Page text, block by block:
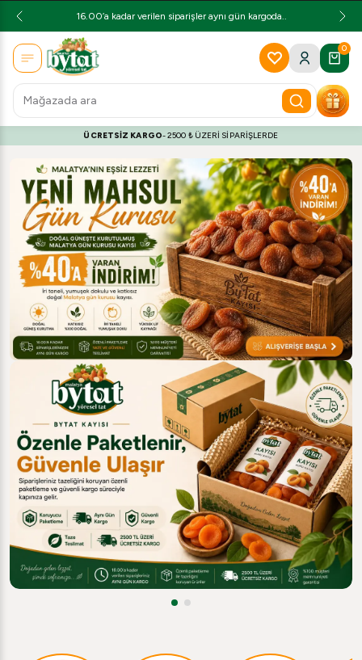
16.00’a kadar verilen siparişler aynı gün kargoda..
0
ÜCRETSİZ KARGO- 2500 ₺ ÜZERİ SİPARİŞLERDE